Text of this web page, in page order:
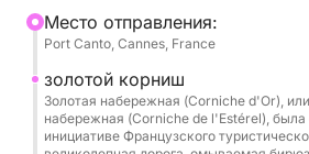
Pershing X5 предлагает
множеством зон отдыха,
для принятия солнечных ванн,
приема пищи или занятий
спорта.
Mесто отправления:
Port Canto, Cannes, France
золотой корниш
Золотая набережная (Corniche d'Or),
набережная (Corniche de l'Estérel), была
инициативе Французского